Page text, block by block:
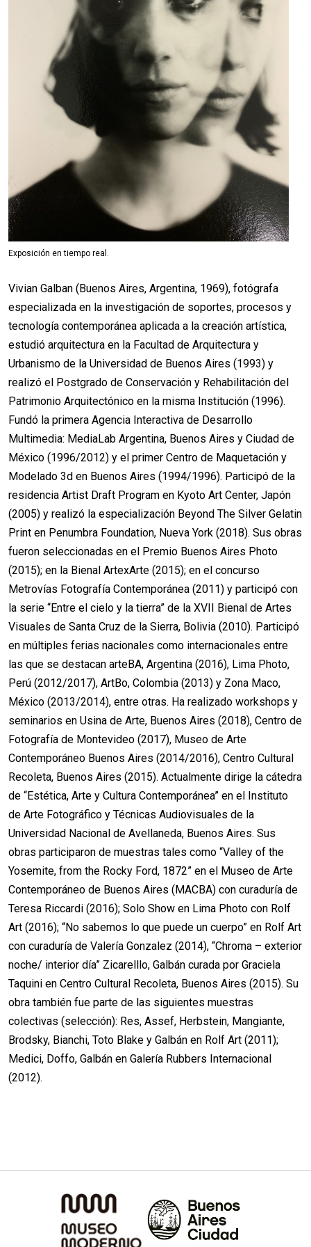
Exposición en tiempo real.
Vivian Galban (Buenos Aires, Argentina, 1969), fotógrafa
especializada en la investigación de soportes, procesos y
tecnología contemporánea aplicada a la creación artística,
estudió arquitectura en la Facultad de Arquitectura y
Urbanismo de la Universidad de Buenos Aires (1993) y
realizó el Postgrado de Conservación y Rehabilitación del
Patrimonio Arquitectónico en la misma Institución (1996).
Fundó la primera Agencia Interactiva de Desarrollo
Multimedia: MediaLab Argentina, Buenos Aires y Ciudad de
México (1996/2012) y el primer Centro de Maquetación y
Modelado 3d en Buenos Aires (1994/1996). Participó de la
residencia Artist Draft Program en Kyoto Art Center, Japón
(2005) y realizó la especialización Beyond The Silver Gelatin
Print en Penumbra Foundation, Nueva York (2018). Sus obras
fueron seleccionadas en el Premio Buenos Aires Photo
(2015); en la Bienal ArtexArte (2015); en el concurso
Metrovías Fotografía Contemporánea (2011) y participó con
la serie “Entre el cielo y la tierra” de la XVII Bienal de Artes
Visuales de Santa Cruz de la Sierra, Bolivia (2010). Participó
en múltiples ferias nacionales como internacionales entre
las que se destacan arteBA, Argentina (2016), Lima Photo,
Perú (2012/2017), ArtBo, Colombia (2013) y Zona Maco,
México (2013/2014), entre otras. Ha realizado workshops y
seminarios en Usina de Arte, Buenos Aires (2018), Centro de
Fotografía de Montevideo (2017), Museo de Arte
Contemporáneo Buenos Aires (2014/2016), Centro Cultural
Recoleta, Buenos Aires (2015). Actualmente dirige la cátedra
de “Estética, Arte y Cultura Contemporánea” en el Instituto
de Arte Fotográfico y Técnicas Audiovisuales de la
Universidad Nacional de Avellaneda, Buenos Aires. Sus
obras participaron de muestras tales como “Valley of the
Yosemite, from the Rocky Ford, 1872” en el Museo de Arte
Contemporáneo de Buenos Aires (MACBA) con curaduría de
Teresa Riccardi (2016); Solo Show en Lima Photo con Rolf
Art (2016); “No sabemos lo que puede un cuerpo” en Rolf Art
con curaduría de Valería Gonzalez (2014), “Chroma – exterior
noche/ interior día” Zicarelllo, Galbán curada por Graciela
Taquini en Centro Cultural Recoleta, Buenos Aires (2015). Su
obra también fue parte de las siguientes muestras
colectivas (selección): Res, Assef, Herbstein, Mangiante,
Brodsky, Bianchi, Toto Blake y Galbán en Rolf Art (2011);
Medici, Doffo, Galbán en Galería Rubbers Internacional
(2012).